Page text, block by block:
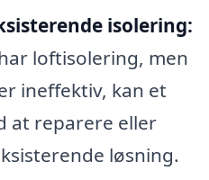
isolering:
loftisolering, men
ineffektiv, kan et
at reparere eller
løsning.